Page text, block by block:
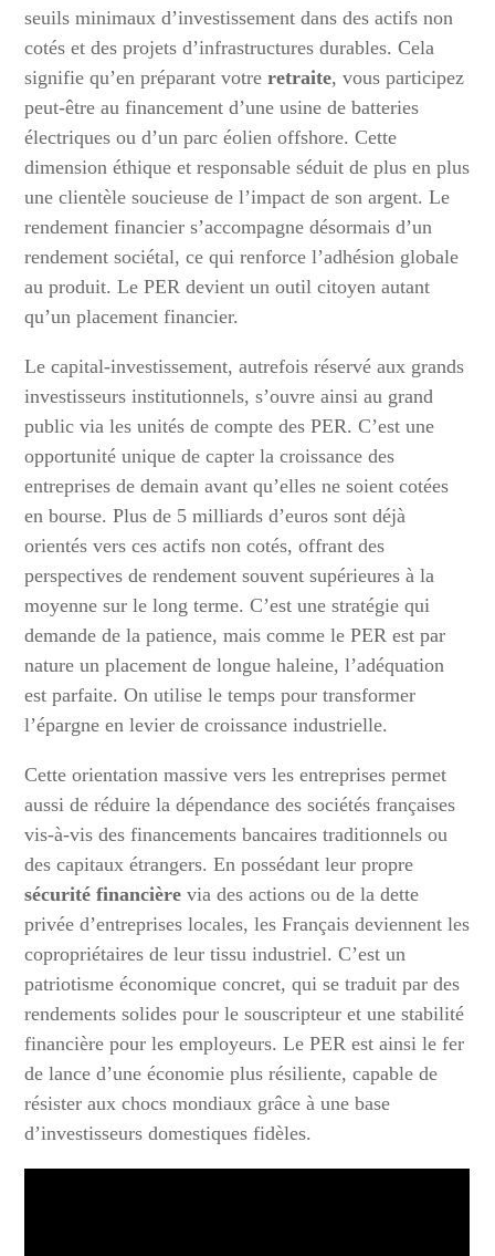
seuils minimaux d’investissement dans des actifs non
cotés et des projets d’infrastructures durables. Cela
signifie qu’en préparant votreretraite, vous participez
peut-être au financement d’une usine de batteries
électriques ou d’un parc éolien offshore. Cette
dimension éthique et responsable séduit de plus en plus
une clientèle soucieuse de l’impact de son argent. Le
rendement financier s’accompagne désormais d’un
rendement sociétal, ce qui renforce l’adhésion globale
au produit. Le PER devient un outil citoyen autant
qu’un placement financier.
Le capital-investissement, autrefois réservé aux grands
investisseurs institutionnels, s’ouvre ainsi au grand
public via les unités de compte des PER. C’est une
opportunité unique de capter la croissance des
entreprises de demain avant qu’elles ne soient cotées
en bourse. Plus de 5 milliards d’euros sont déjà
orientés vers ces actifs non cotés, offrant des
perspectives de rendement souvent supérieures à la
moyenne sur le long terme. C’est une stratégie qui
demande de la patience, mais comme le PER est par
nature un placement de longue haleine, l’adéquation
est parfaite. On utilise le temps pour transformer
l’épargne en levier de croissance industrielle.
Cette orientation massive vers les entreprises permet
aussi de réduire la dépendance des sociétés françaises
vis-à-vis des financements bancaires traditionnels ou
des capitaux étrangers. En possédant leur propre
sécurité financière via des actions ou de la dette
privée d’entreprises locales, les Français deviennent les
copropriétaires de leur tissu industriel. C’est un
patriotisme économique concret, qui se traduit par des
rendements solides pour le souscripteur et une stabilité
financière pour les employeurs. Le PER est ainsi le fer
de lance d’une économie plus résiliente, capable de
résister aux chocs mondiaux grâce à une base
d’investisseurs domestiques fidèles.